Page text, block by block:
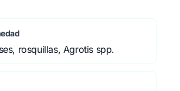
rosquillas, Agrotis spp.